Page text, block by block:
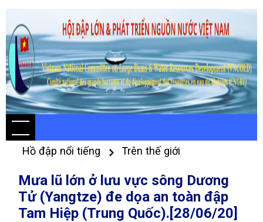
Hồ đập nổi tiếng Trên thế giới
Mưa lũ lớn ở lưu vực sông Dương
Tử (Yangtze) đe dọa an toàn đập
Tam Hiệp (Trung Quốc).[28/06/20]